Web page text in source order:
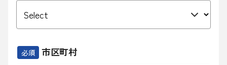
必須 市区町村